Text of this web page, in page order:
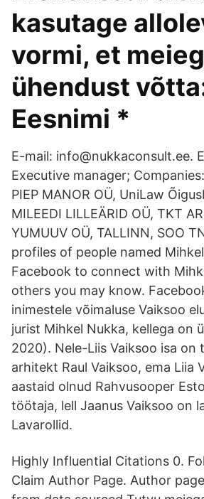
kasutage
vormi, et
ühendust
Eesnimi *
E-mail: info@nukkaconsult.ee.
Executive manager;
PIEP MANOR OÜ, UniLaw
MILEEDI LILLEÄRID OÜ, TKT
YUMUUV OÜ, TALLINN, SOO
profiles of people named
Facebook to connect with
others you may know.
inimestele võimaluse Vaiksoo
jurist Mihkel Nukka, kellega on
2020). Nele-Liis Vaiksoo isa on
arhitekt Raul Vaiksoo, ema Liia
aastaid olnud Rahvusooper
töötaja, lell Jaanus Vaiksoo on
Lavarollid.
Highly Influential Citations 0.
Claim Author Page. Author